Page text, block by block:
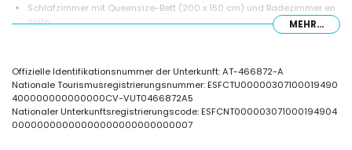
Schlafzimmer mit Queensize-Bett (200 x 150 cm) und Badezimmer en
suite
Außenbereich der Villa
Großes und umzäuntes Grundstück
Privater Pool mit den Maßen 8 m x 4 m und 2 m tief
Schöner Rasen mit Bäumen und Gartenmöbeln mit Sonnenliegen
MEHR...
Offizielle Identifikationsnummer der Unterkunft: AT-466872-A
Nationale Tourismusregistrierungsnummer: ESFCTU00000307100019490
400000000000000CV-VUT0466872A5
Nationaler Unterkunftsregistrierungscode: ESFCNT000003071000194904
00000000000000000000000000007